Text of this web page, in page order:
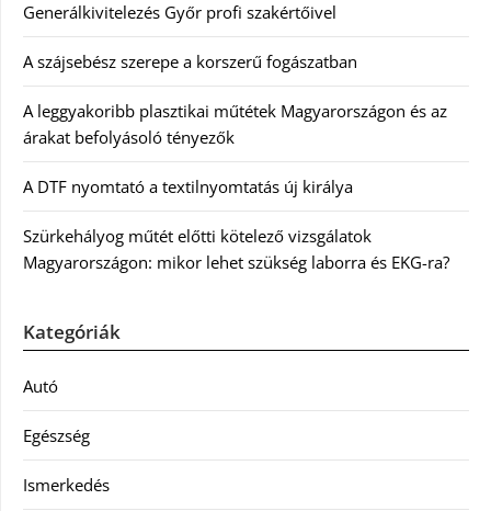
Generálkivitelezés Győr profi szakértőivel
A szájsebész szerepe a korszerű fogászatban
A leggyakoribb plasztikai műtétek Magyarországon és az
árakat befolyásoló tényezők
A DTF nyomtató a textilnyomtatás új királya
Szürkehályog műtét előtti kötelező vizsgálatok
Magyarországon: mikor lehet szükség laborra és EKG-ra?
Kategóriák
Autó
Egészség
Ismerkedés